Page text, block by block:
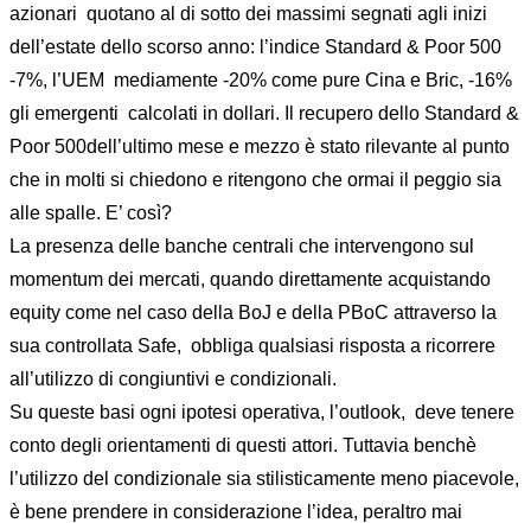
azionari quotano al di sotto dei massimi segnati agli inizi
dell’estate dello scorso anno: l’indice Standard & Poor 500
-7%, l’UEM mediamente -20% come pure Cina e Bric, -16%
gli emergenti calcolati in dollari. Il recupero dello Standard &
Poor 500dell’ultimo mese e mezzo è stato rilevante al punto
che in molti si chiedono e ritengono che ormai il peggio sia
alle spalle. E’ così?
La presenza delle banche centrali che intervengono sul
momentum dei mercati, quando direttamente acquistando
equity come nel caso della BoJ e della PBoC attraverso la
sua controllata Safe, obbliga qualsiasi risposta a ricorrere
all’utilizzo di congiuntivi e condizionali.
Su queste basi ogni ipotesi operativa, l’outlook, deve tenere
conto degli orientamenti di questi attori. Tuttavia benchè
l’utilizzo del condizionale sia stilisticamente meno piacevole,
è bene prendere in considerazione l’idea, peraltro mai